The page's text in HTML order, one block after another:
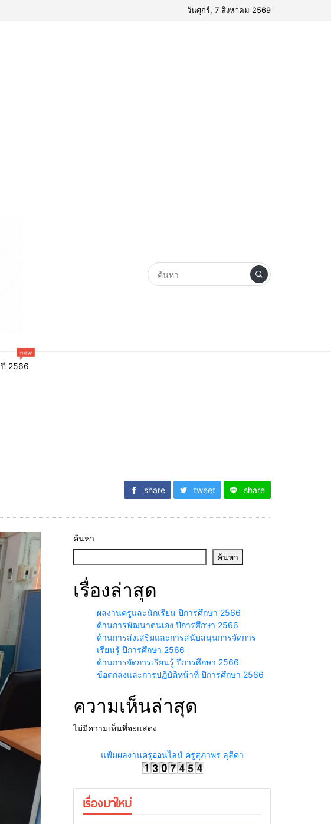
วันศุกร์, 7 สิงหาคม 2569
ปี 2566
new
share tweet share
ค้นหา
ค้นหา
เรื่องล่าสุด
ผลงานครูและนักเรียน ปีการศึกษา 2566
ด้านการพัฒนาตนเอง ปีการศึกษา 2566
ด้านการส่งเสริมและการสนับสนุนการจัดการ
เรียนรู้ ปีการศึกษา 2566
ด้านการจัดการเรียนรู้ ปีการศึกษา 2566
ข้อตกลงและการปฏิบัติหน้าที่ ปีการศึกษา 2566
ความเห็นล่าสุด
ไม่มีความเห็นที่จะแสดง
แฟ้มผลงานครูออนไลน์ ครูสุภาพร ลุสีดา
เรื่องมาใหม่